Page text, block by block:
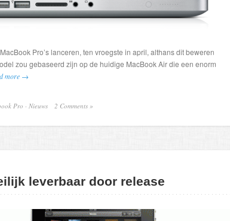
Pro’s lanceren, ten vroegste in april, althans dit beweren
zou gebaseerd zijn op de huidige MacBook Air die een enorm
more →
Pro · Nieuws 2 Comments »
leverbaar door release